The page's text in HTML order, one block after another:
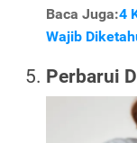
Baca Juga:4
Wajib
Perbarui